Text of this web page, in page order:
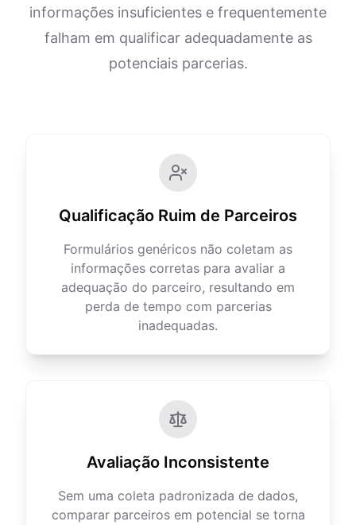
informações insuficientes e frequentemente
falham em qualificar adequadamente as
potenciais parcerias.
Qualificação Ruim de Parceiros
Formulários genéricos não coletam as
informações corretas para avaliar a
adequação do parceiro, resultando em
perda de tempo com parcerias
inadequadas.
Avaliação Inconsistente
Sem uma coleta padronizada de dados,
comparar parceiros em potencial se torna